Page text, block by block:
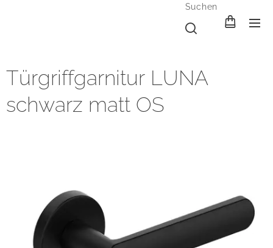
Suchen
Türgriffgarnitur LUNA
schwarz matt OS